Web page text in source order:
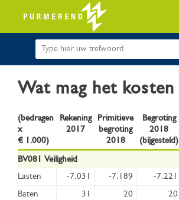
Wat mag het kosten
(bedragen
x
€ 1.000)
Rekening
2017
Primitieve
begroting
2018
Begroting
2018
(bijgesteld)
BV081 Veiligheid
Lasten -7.031 -7.189 -7.221
Baten
31 20 20